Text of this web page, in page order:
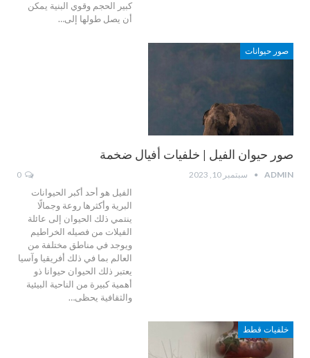
كبير الحجم وقوي البنية يمكن
أن يصل طولها إلى…
صور حيوانات
صور حيوان الفيل | خلفيات أفيال ضخمة
ADMIN سبتمبر 10, 2023
الفيل هو أحد أكبر الحيوانات
البرية وأكثرها روعة وجمالًا
ينتمي ذلك الحيوان إلى عائلة
الفيلات من فصيله الخراطيم
ويوجد في مناطق مختلفة من
العالم بما في ذلك أفريقيا وآسيا
يعتبر ذلك الحيوان حيوانا ذو
أهمية كبيرة من الناحية البيئية
والثقافية يحظى…
خلفيات قطط